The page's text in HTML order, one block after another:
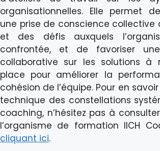
organisationnelles. Elle permet
une prise de conscience collective
et des défis auxquels
confrontée, et de favoriser
collaborative sur les solutions à
place pour améliorer la
cohésion de l’équipe. Pour en
technique des constellations
coaching, n’hésitez pas à
l’organisme de formation IICH
cliquant ici.